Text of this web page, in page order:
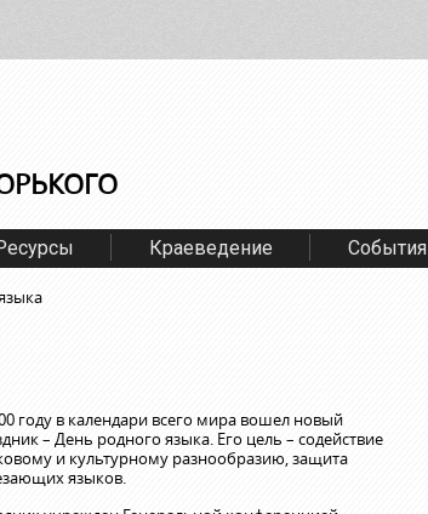
Краеведение События
году в календари всего мира вошел новый
– День родного языка. Его цель – содействие
и культурному разнообразию, защита
языков.